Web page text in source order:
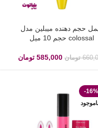
حجم دهنده میبلین مدل
colossal حجم 10 میل
تومان 585,000 تومان
-16%